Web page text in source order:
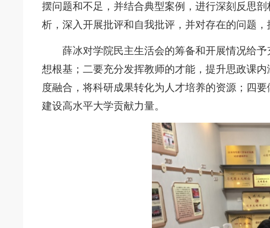
摆问题和不足，并结合典型案例，进行深刻反思
析，深入开展批评和自我批评，并对存在的问题，
薛冰对学院民主生活会的筹备和开展情况给
想根基；二要充分发挥教师的才能，提升思政课
度融合，将科研成果转化为人才培养的资源；四
建设高水平大学贡献力量。